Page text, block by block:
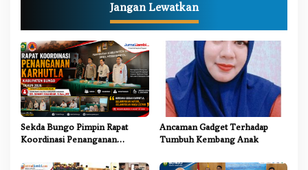
s
i
p
o
s
Jangan Lewatkan
Sekda Bungo Pimpin Rapat
Koordinasi Penanganan
Sinergi Lintas Sektor
Ancaman Gadget Terhadap
Tumbuh Kembang Anak